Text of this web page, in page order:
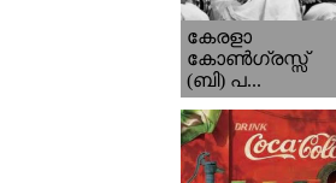
കേരളാ
കോണ്‍ഗ്രസ്സ്
(ബി) പ...